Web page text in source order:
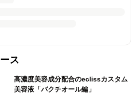
ス
高濃度美容成分配合のeclissカスタム
美容液「バクチオール編」